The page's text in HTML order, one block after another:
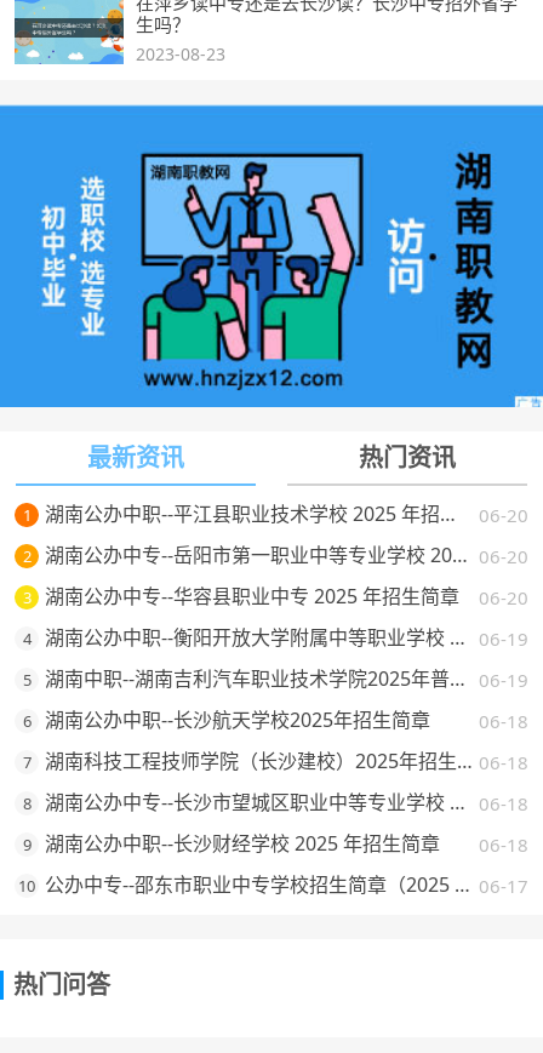
生吗？
2023-08-23
最新资讯 热门资讯
1 06-20
湖南公办中职--平江县职业技术学校 2025 年招生简章
2 06-20
湖南公办中专--岳阳市第一职业中等专业学校 2025 年招生简章
3 06-20
湖南公办中专--华容县职业中专 2025 年招生简章
4 06-19
湖南公办中职--衡阳开放大学附属中等职业学校 2025 年招生简章
5 06-19
湖南中职--湖南吉利汽车职业技术学院2025年普通高校招生章程
6 06-18
湖南公办中职--长沙航天学校2025年招生简章
7 06-18
湖南科技工程技师学院（长沙建校）2025年招生简章
8 06-18
湖南公办中专--长沙市望城区职业中等专业学校 2025 年招生简章
9 06-18
湖南公办中职--长沙财经学校 2025 年招生简章
10 06-17
公办中专--邵东市职业中专学校招生简章（2025 年）
热门问答